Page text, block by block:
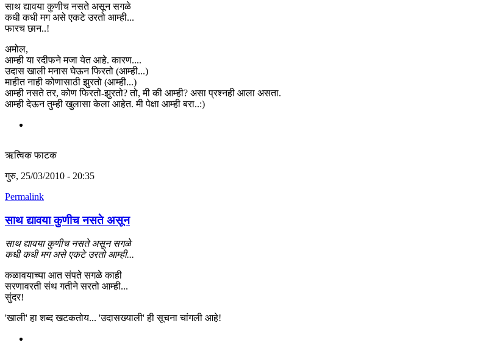
साथ द्यावया कुणीच नसते असून सगळे
कधी कधी मग असे एकटे उरतो आम्ही...
फारच छान..!
अमोल,
आम्ही या रदीफने मजा येत आहे. कारण....
उदास खाली मनास घेऊन फिरतो (आम्ही...)
माहीत नाही कोणासाठी झुरतो (आम्ही...)
आम्ही नसते तर, कोण फिरतो-झुरतो? तो, मी की आम्ही? असा प्रश्नही आला असता.
आम्ही देऊन तुम्ही खुलासा केला आहेत. मी पेक्षा आम्ही बरा..:)
ऋत्विक फाटक
गुरु, 25/03/2010 - 20:35
Permalink
साथ द्यावया कुणीच नसते असून
साथ द्यावया कुणीच नसते असून सगळे
कधी कधी मग असे एकटे उरतो आम्ही...
कळावयाच्या आत संपते सगळे काही
सरणावरती संथ गतीने सरतो आम्ही...
सुंदर!
'खाली' हा शब्द खटकतोय... 'उदासख्याली' ही सूचना चांगली आहे!